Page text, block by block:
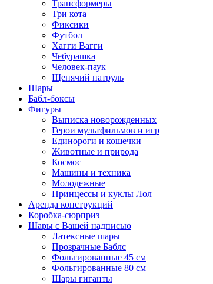
Трансформеры
Три кота
Фиксики
Футбол
Хагги Вагги
Чебурашка
Человек-паук
Щенячий патруль
Шары
Бабл-боксы
Фигуры
Выписка новорожденных
Герои мультфильмов и игр
Единороги и кошечки
Животные и природа
Космос
Машины и техника
Молодежные
Принцессы и куклы Лол
Аренда конструкций
Коробка-сюрприз
Шары с Вашей надписью
Латексные шары
Прозрачные Баблс
Фольгированные 45 см
Фольгированные 80 см
Шары гиганты